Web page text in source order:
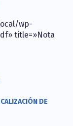
wp-
title=»Nota
DE